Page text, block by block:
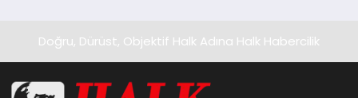
Doğru, Dürüst, Objektif Halk Adına Halk Habercilik